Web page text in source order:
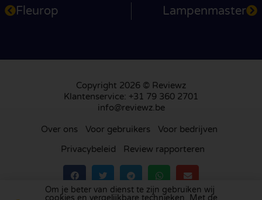
Fleurop Lampenmaster
Copyright 2026 © Reviewz
Klantenservice: +31 79 360 2701
info@reviewz.be
Over ons Voor gebruikers
Voor bedrijven
Privacybeleid
Review rapporteren
Om je beter van dienst te zijn gebruiken wij
cookies en vergelijkbare technieken. Met de